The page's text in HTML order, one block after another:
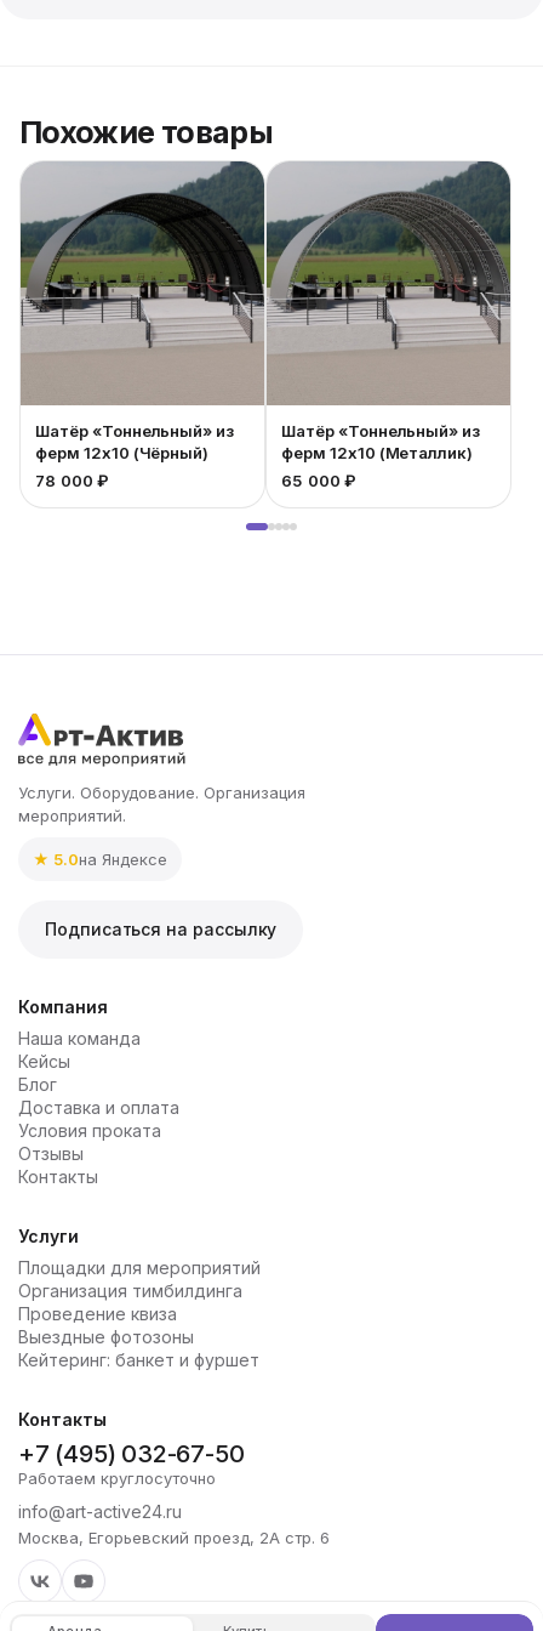
Похожие товары
Шатёр «Тоннельный» из
ферм 12x10 (Чёрный)
78 000 ₽
Шатёр «Тоннельный» из
ферм 12x10 (Металлик)
65 000 ₽
Услуги. Оборудование. Организация
мероприятий.
★ 5.0на Яндексе
Подписаться на рассылку
Компания
Наша команда
Кейсы
Блог
Доставка и оплата
Условия проката
Отзывы
Контакты
Услуги
Площадки для мероприятий
Организация тимбилдинга
Проведение квиза
Выездные фотозоны
Кейтеринг: банкет и фуршет
Контакты
+7 (495) 032-67-50
Работаем круглосуточно
info@art-active24.ru
Москва, Егорьевский проезд, 2А стр. 6